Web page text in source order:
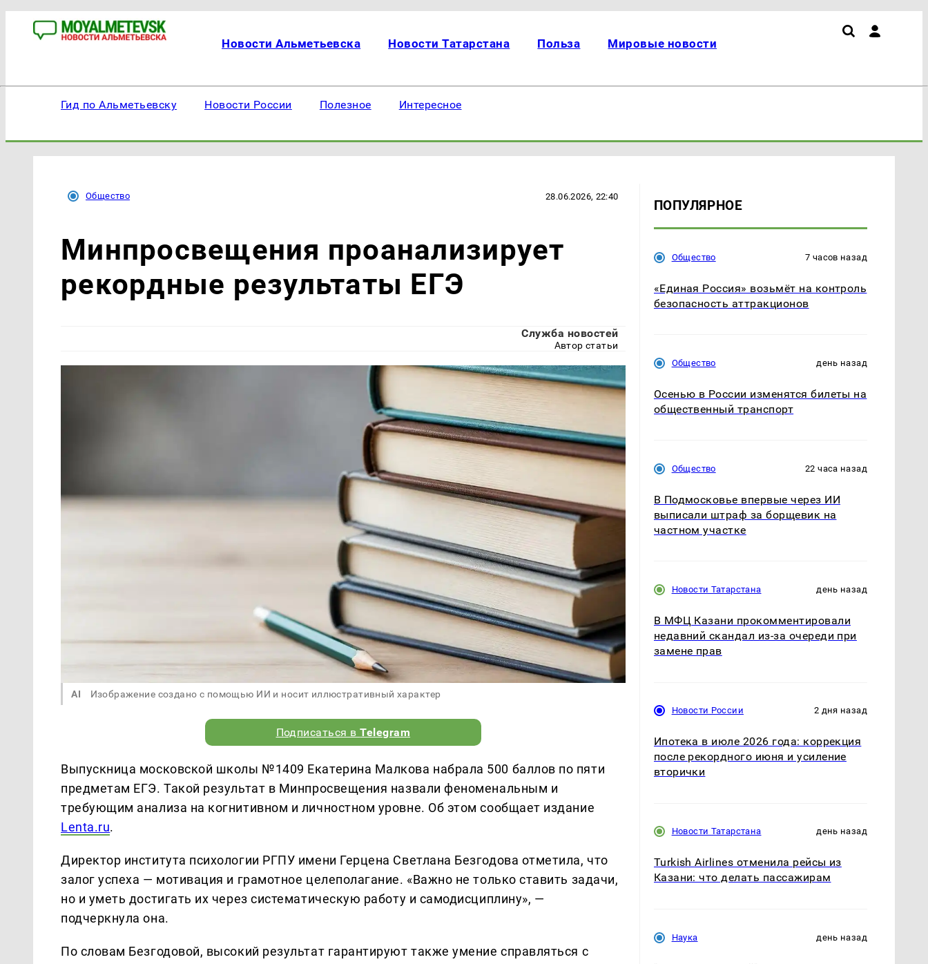
Новости Альметьевска Новости Татарстана Польза Мировые новости
Гид по Альметьевску Новости России Полезное Интересное
Общество 28.06.2026, 22:40
Минпросвещения проанализирует
рекордные результаты ЕГЭ
Служба новостей
Автор статьи
AI Изображение создано с помощью ИИ и носит иллюстративный характер
Подписаться вTelegram
Выпускница московской школы №1409 Екатерина Малкова набрала 500 баллов по пяти
предметам ЕГЭ. Такой результат в Минпросвещения назвали феноменальным и
требующим анализа на когнитивном и личностном уровне. Об этом сообщает издание
Lenta.ru.
Директор института психологии РГПУ имени Герцена Светлана Безгодова отметила, что
залог успеха — мотивация и грамотное целеполагание. «Важно не только ставить задачи,
но и уметь достигать их через систематическую работу и самодисциплину», —
подчеркнула она.
По словам Безгодовой, высокий результат гарантируют также умение справляться с
ПОПУЛЯРНОЕ
Общество 7 часов назад
«Единая Россия» возьмёт на контроль
безопасность аттракционов
Общество день назад
Осенью в России изменятся билеты на
общественный транспорт
Общество 22 часа назад
В Подмосковье впервые через ИИ
выписали штраф за борщевик на
частном участке
Новости Татарстана день назад
В МФЦ Казани прокомментировали
недавний скандал из-за очереди при
замене прав
Новости России 2 дня назад
Ипотека в июле 2026 года: коррекция
после рекордного июня и усиление
вторички
Новости Татарстана день назад
Turkish Airlines отменила рейсы из
Казани: что делать пассажирам
Наука день назад